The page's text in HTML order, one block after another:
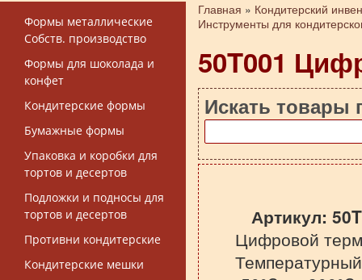
Формы металлические
Собств. производство
Формы для шоколада и
конфет
Кондитерские формы
Бумажные формы
Упаковка и коробки для
тортов и десертов
Подложки и подносы для
тортов и десертов
Противни кондитерские
Кондитерские мешки
Вы здесь
Главная » Кондитерский
Инструменты для
50T001
Искать товары
Артикул:
Цифровой